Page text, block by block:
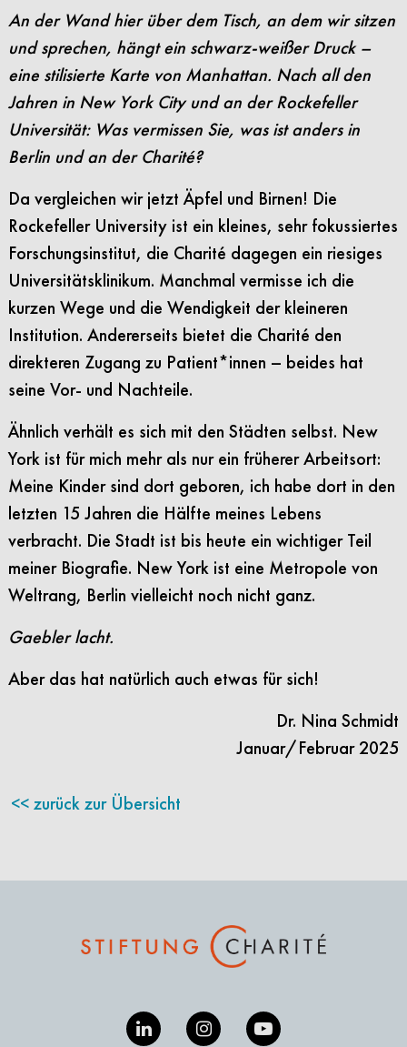
An der Wand hier über dem Tisch, an dem wir sitzen
und sprechen, hängt ein schwarz-weißer Druck –
eine stilisierte Karte von Manhattan. Nach all den
Jahren in New York City und an der Rockefeller
Universität: Was vermissen Sie, was ist anders in
Berlin und an der Charité?
Da vergleichen wir jetzt Äpfel und Birnen! Die
Rockefeller University ist ein kleines, sehr fokussiertes
Forschungsinstitut, die Charité dagegen ein riesiges
Universitätsklinikum. Manchmal vermisse ich die
kurzen Wege und die Wendigkeit der kleineren
Institution. Andererseits bietet die Charité den
direkteren Zugang zu Patient*innen – beides hat
seine Vor- und Nachteile.
Ähnlich verhält es sich mit den Städten selbst. New
York ist für mich mehr als nur ein früherer Arbeitsort:
Meine Kinder sind dort geboren, ich habe dort in den
letzten 15 Jahren die Hälfte meines Lebens
verbracht. Die Stadt ist bis heute ein wichtiger Teil
meiner Biografie. New York ist eine Metropole von
Weltrang, Berlin vielleicht noch nicht ganz.
Gaebler lacht.
Aber das hat natürlich auch etwas für sich!
Dr. Nina Schmidt
Januar/Februar 2025
zurück zur Übersicht